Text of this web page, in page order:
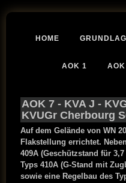
HOME
AOK 1
AOK 7 - KVA J -
KVUGr Cherbourg
Auf dem Gelände von WN
Flakstellung errichtet.
409A (Geschützstand für
Typs 410A (G-Stand mit
sowie eine Regelbau des